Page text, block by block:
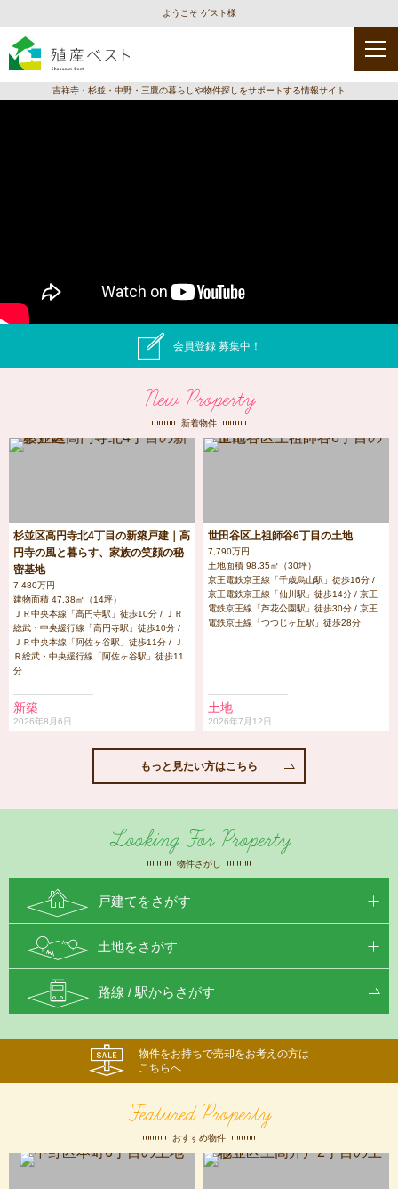
ようこそ ゲスト様
吉祥寺・杉並・中野・三鷹の暮らしや物件探しをサポートする情報サイト
会員登録 募集中！
New Property
新着物件
杉並区高円寺北4丁目の新築戸建｜高
円寺の風と暮らす、家族の笑顔の秘
密基地
7,480万円
建物面積 47.38㎡（14坪）
ＪＲ中央本線「高円寺駅」徒歩10分 / ＪＲ
総武・中央緩行線「高円寺駅」徒歩10分 /
ＪＲ中央本線「阿佐ヶ谷駅」徒歩11分 / Ｊ
Ｒ総武・中央緩行線「阿佐ヶ谷駅」徒歩11
分
新築
2026年8月6日
世田谷区上祖師谷6丁目の土地
7,790万円
土地面積 98.35㎡（30坪）
京王電鉄京王線「千歳烏山駅」徒歩16分 /
京王電鉄京王線「仙川駅」徒歩14分 / 京王
電鉄京王線「芦花公園駅」徒歩30分 / 京王
電鉄京王線「つつじヶ丘駅」徒歩28分
土地
2026年7月12日
もっと見たい方はこちら
Looking For Property
物件さがし
戸建てをさがす
土地をさがす
路線 / 駅からさがす
物件をお持ちで売却をお考えの方は
こちらへ
Featured Property
おすすめ物件